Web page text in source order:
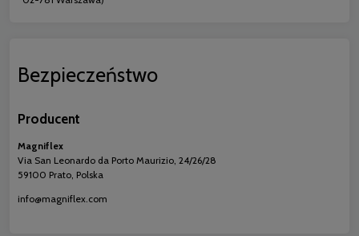
Bezpieczeństwo
Producent
Magniflex
Via San Leonardo da Porto Maurizio, 24/26/28
59100 Prato, Polska
info@magniflex.com